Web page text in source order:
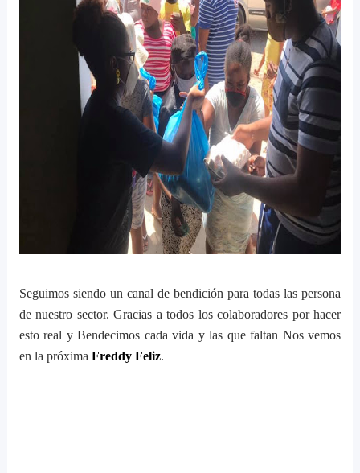
Seguimos siendo un canal de bendición para todas las persona
de nuestro sector. Gracias a todos los colaboradores por hacer
esto real y Bendecimos cada vida y las que faltan Nos vemos
en la próxima Freddy Feliz.